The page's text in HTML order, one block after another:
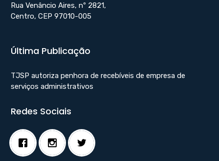
Rua Venâncio Aires, nº 2821,
Centro, CEP 97010-005
Última Publicação
TJSP autoriza penhora de recebíveis de empresa de
serviços administrativos
Redes Sociais